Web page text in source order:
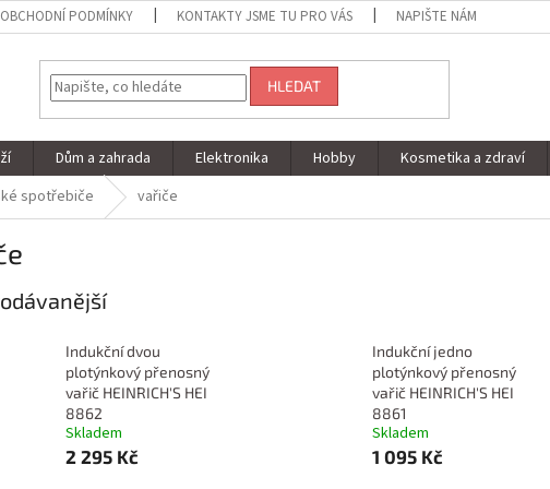
OBCHODNÍ PODMÍNKY KONTAKTY JSME TU PRO VÁS NAPIŠTE NÁM
HLEDAT
Dům a zahrada Elektronika Hobby Kosmetika a zdraví
spotřebiče vařiče
Indukční dvou
plotýnkový přenosný
vařič HEINRICH'S HEI
8862
Skladem
2 295 Kč
Indukční jedno
plotýnkový přenosný
vařič HEINRICH'S HEI
8861
Skladem
1 095 Kč